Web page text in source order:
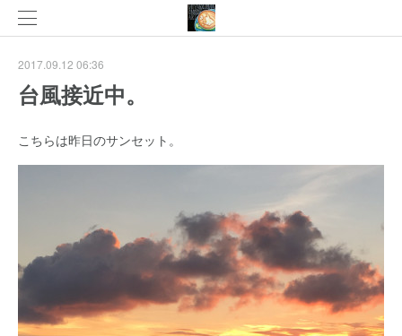
2017.09.12 06:36
台風接近中。
こちらは昨日のサンセット。